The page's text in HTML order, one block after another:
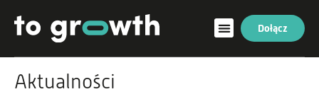
Dołącz
Aktualności